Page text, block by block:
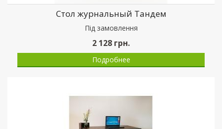
Стол журнальный Тандем
Пiд замовлення
2 128 грн.
Подробнее